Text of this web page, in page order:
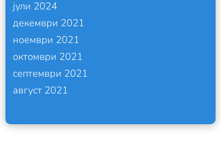
јули 2024
декември 2021
ноември 2021
октомври 2021
септември 2021
август 2021